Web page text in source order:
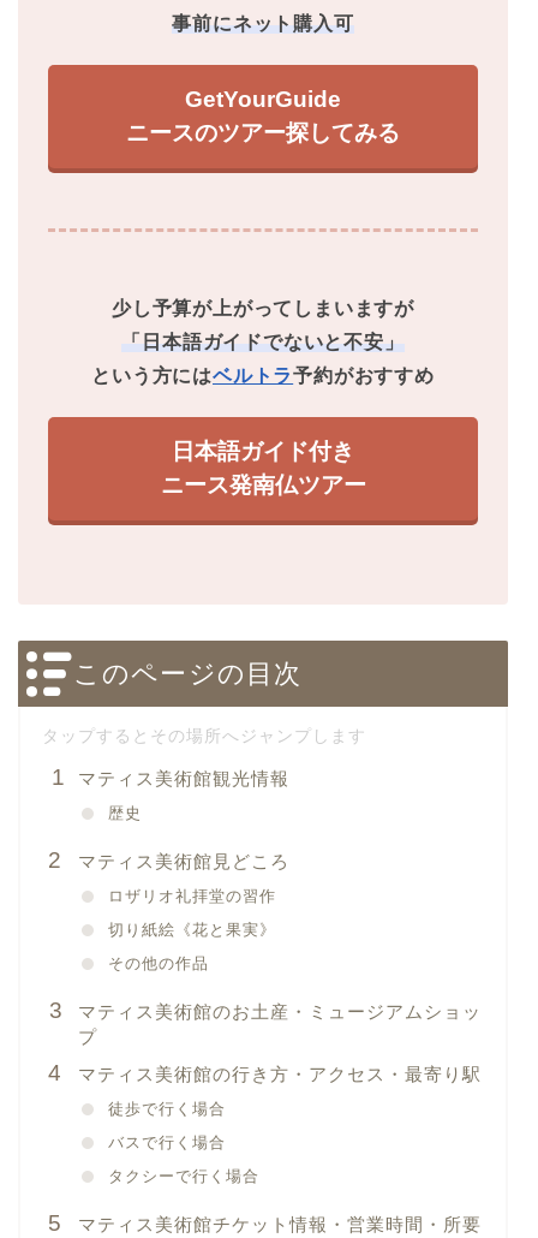
事前にネット購入可
GetYourGuide
ニースのツアー探してみる
少し予算が上がってしまいますが
「日本語ガイドでないと不安」
という方にはベルトラ予約がおすすめ
日本語ガイド付き
ニース発南仏ツアー
このページの目次
マティス美術館観光情報
歴史
マティス美術館見どころ
ロザリオ礼拝堂の習作
切り紙絵《花と果実》
その他の作品
マティス美術館のお土産・ミュージアムショッ
プ
マティス美術館の行き方・アクセス・最寄り駅
徒歩で行く場合
バスで行く場合
タクシーで行く場合
マティス美術館チケット情報・営業時間・所要